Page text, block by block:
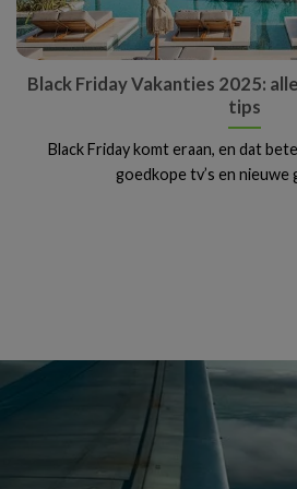
Black Friday Vakanties 2025:
tips
Black Friday komt eraan, en dat
goedkope tv’s en nieuwe